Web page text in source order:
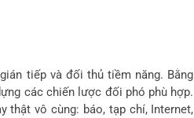
tiếp và đối thủ tiềm năng. Bằng
các chiến lược đối phó phù hợp.
thật vô cùng: báo, tạp chí, Internet,